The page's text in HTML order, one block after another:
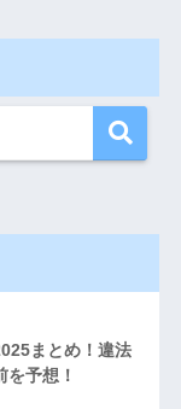
まとめ！違法
予想！